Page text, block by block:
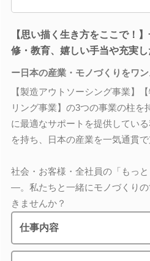
【思い描く生き方をここで！
修・教育、嬉しい手当や充実
ー日本の産業・モノづくりをワ
【製造アウトソーシング事業】
リング事業】の3つの事業の柱を
に最適なサポートを提供してい
を持ち、日本の産業を一気通貫で
社会・お客様・全社員の「もっ
―。私たちと一緒にモノづくり
きませんか？
仕事内容